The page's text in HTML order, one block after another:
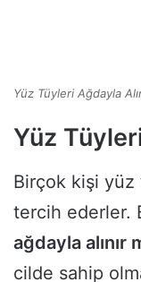
Yüz Tüyleri Ağdayla
Yüz
Birçok kişi yüz
tercih ederler.
ağdayla alınır
cilde sahip